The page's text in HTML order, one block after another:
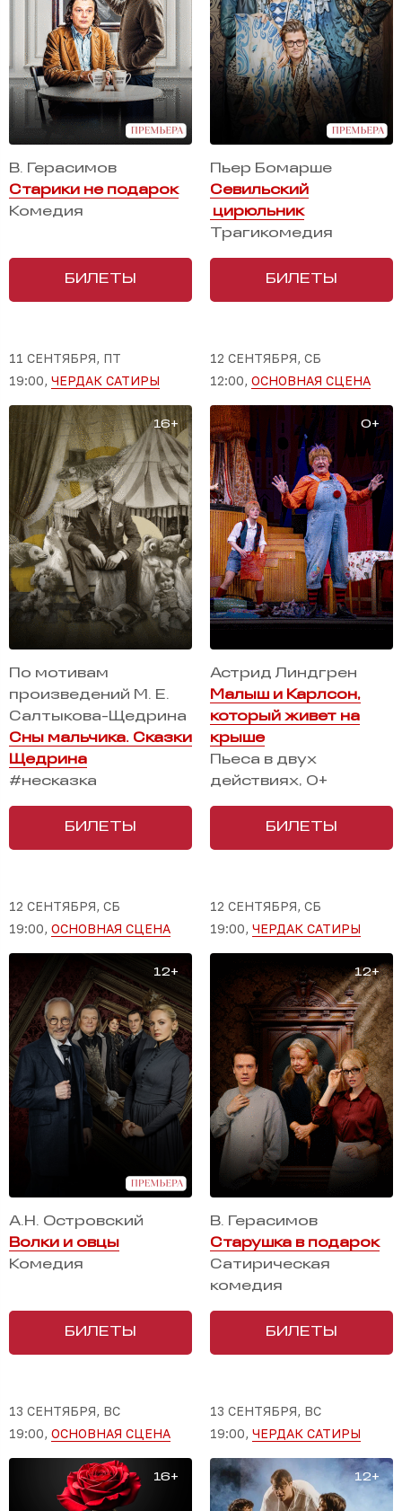
В. Герасимов
Старики не подарок
Комедия
БИЛЕТЫ
Пьер Бомарше
Севильский
цирюльник
Трагикомедия
БИЛЕТЫ
11 СЕНТЯБРЯ, ПТ
19:00, ЧЕРДАК САТИРЫ
По мотивам
произведений М. Е.
Салтыкова-Щедрина
Сны мальчика. Сказки
Щедрина
#несказка
БИЛЕТЫ
12 СЕНТЯБРЯ, СБ
12:00, ОСНОВНАЯ СЦЕНА
Астрид Линдгрен
Малыш и Карлсон,
который живет на
крыше
Пьеса в двух
действиях, 0+
БИЛЕТЫ
12 СЕНТЯБРЯ, СБ
19:00, ОСНОВНАЯ СЦЕНА
А.Н. Островский
Волки и овцы
Комедия
БИЛЕТЫ
12 СЕНТЯБРЯ, СБ
19:00, ЧЕРДАК САТИРЫ
В. Герасимов
Старушка в подарок
Сатирическая
комедия
БИЛЕТЫ
13 СЕНТЯБРЯ, ВС
19:00, ОСНОВНАЯ СЦЕНА
13 СЕНТЯБРЯ, ВС
19:00, ЧЕРДАК САТИРЫ